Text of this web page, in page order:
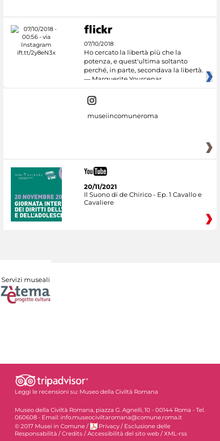
07/10/2018
Ho cercato la libertà più che la
potenza, e quest'ultima soltanto
perché, in parte, secondava la libertà.
— Marguerite Yourcenar
museiincomuneroma
20/11/2021
Il Suono di de Chirico - Ep. 1 Cavallo e
Cavaliere
Servizi museali
Leggi le recensioni su: Museo della Civiltà Romana
Museo della Civiltà Romana, piazza G. Agnelli, 10 - 00144 Roma - Tel.
060608 - Email: info.museociviltaromana@comune.roma.it
© 2017 Musei in Comune / Privacy / Esclusione delle
Responsabilità /Credits /Accessibilità del sito web /XML-rss